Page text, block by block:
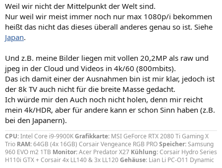
Weil wir nicht der Mittelpunkt der Welt sind.
Nur weil wir meist immer noch nur max 1080p/i bekommen
heißt das nicht das dieses überall anderes genau so ist. Siehe
Japan.
Und z.B. meine Bilder liegen mit vollen 20,2MP als raw und
jpeg in der Cloud und Videos in 4k/60 (800mbits).
Das ich damit einer der Ausnahmen bin ist mir klar, jedoch ist
der 8k TV auch nicht für die breite Masse gedacht.
Ich würde mir den Auch noch nicht holen, denn mir reicht
mein 4k/HDR, aber für andere kann er schon Sinn haben (z.B.
bei den Japanern).
CPU:Intel Core i9-9900KGrafikkarte: MSI GeForce RTX 2080 Ti Gaming X
Trio RAM:64GB (4x 16GB) Corsair Vengeance RGB PROSpeicher:Samsung
960 EVO m2 1TB Monitor:Acer Predator X27 Kühlung:Corsair Hydro Series
H110i GTX + Corsair 4x LL140 & 3x LL120Gehäuse: Lian Li PC-O11 Dynamic